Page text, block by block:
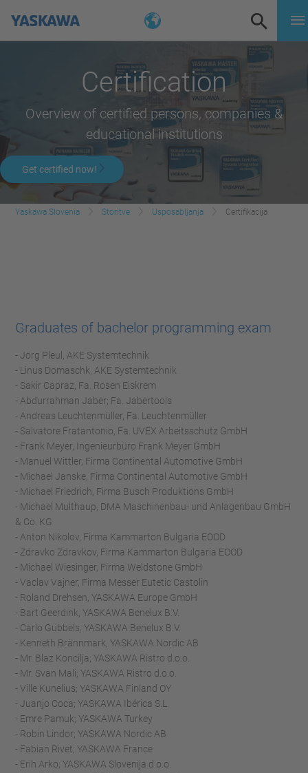
Certification
Overview of certified persons, companies &
educational institutions
Get certified now!
Yaskawa Slovenia Storitve Usposabljanja Certifikacija
Graduates of bachelor programming exam
- Jörg Pleul, AKE Systemtechnik
- Linus Domaschk, AKE Systemtechnik
- Sakir Capraz, Fa. Rosen Eiskrem
- Abdurrahman Jaber; Fa. Jabertools
- Andreas Leuchtenmüller, Fa. Leuchtenmüller
- Salvatore Fratantonio, Fa. UVEX Arbeitsschutz GmbH
- Frank Meyer, Ingenieurbüro Frank Meyer GmbH
- Manuel Wittler, Firma Continental Automotive GmbH
- Michael Janske, Firma Continental Automotive GmbH
- Michael Friedrich, Firma Busch Produktions GmbH
- Michael Multhaup, DMA Maschinenbau- und Anlagenbau GmbH
& Co. KG
- Anton Nikolov, Firma Kammarton Bulgaria EOOD
- Zdravko Zdravkov, Firma Kammarton Bulgaria EOOD
- Michael Wiesinger, Firma Weldstone GmbH
- Vaclav Vajner, Firma Messer Eutetic Castolin
- Roland Drehsen, YASKAWA Europe GmbH
- Bart Geerdink, YASKAWA Benelux B.V.
- Carlo Gubbels, YASKAWA Benelux B.V.
- Kenneth Brännmark, YASKAWA Nordic AB
- Mr. Blaz Koncilja; YASKAWA Ristro d.o.o.
- Mr. Svan Mali; YASKAWA Ristro d.o.o.
- Ville Kunelius; YASKAWA Finland OY
- Juanjo Coca; YASKAWA Ibérica S.L.
- Emre Pamuk; YASKAWA Turkey
- Robin Lindor; YASKAWA Nordic AB
- Fabian Rivet; YASKAWA France
- Erih Arko; YASKAWA Slovenija d.o.o.